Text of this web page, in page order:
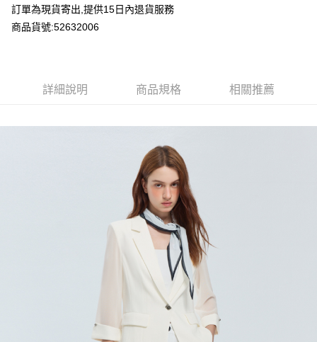
Google Pay
每筆NT$80，滿NT$2,000(含以上)免運費
每筆NT$80，滿NT$2,000(含以上)免運費
每筆NT$80，滿NT$2,000(含以上)免運費
每筆NT$120，滿NT$2,000(含以上)免運費
每筆NT$400，滿NT$2,000(含以上)免運費
訂單為現貨寄出,提供15日內退貨服務
商品貨號:52632006
詳細說明 商品規格 相關推薦